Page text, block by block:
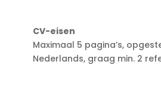
CV-eisen
Maximaal 5 pagina’s,
Nederlands, graag min. 2